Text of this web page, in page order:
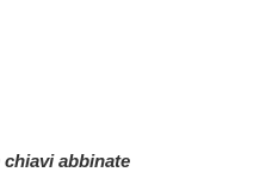
abbinate